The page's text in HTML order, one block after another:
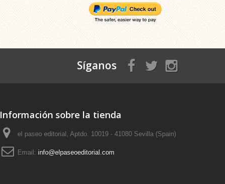
Síganos
Información sobre la tienda
el paseo editorial, Aptdo. 10019 - 41080 Sevilla (Spain)
Email: info@elpaseoeditorial.com